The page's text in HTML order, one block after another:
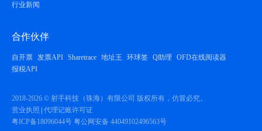
行业新闻
合作伙伴
自开票 发票API Sharetrace 地址王 环球签 Q助理
OFD在线阅读器
报税API
2018-2026 © 射手科技（珠海）有限公司 版权所有，仿冒必究。
营业执照 代理记账许可证
粤ICP备18096044号 粤公网安备 44049102496563号